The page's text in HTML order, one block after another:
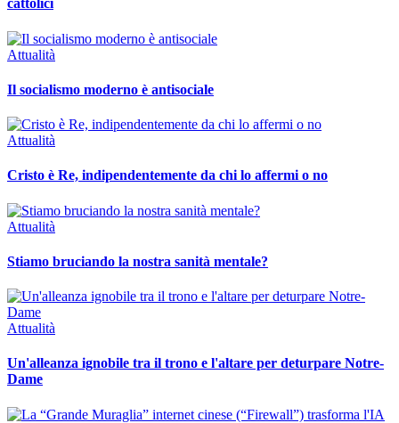
cattolici
Attualità
Il socialismo moderno è antisociale
Attualità
Cristo è Re, indipendentemente da chi lo affermi o no
Attualità
Stiamo bruciando la nostra sanità mentale?
Attualità
Un'alleanza ignobile tra il trono e l'altare per deturpare Notre-
Dame